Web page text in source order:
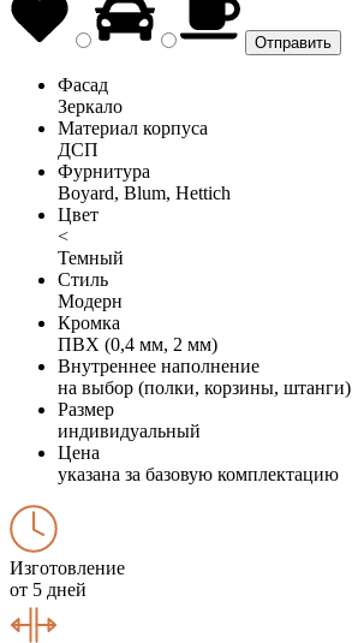
Фасад
Зеркало
Материал корпуса
ДСП
Фурнитура
Boyard, Blum, Hettich
Цвет
<
Темный
Стиль
Модерн
Кромка
ПВХ (0,4 мм, 2 мм)
Внутреннее наполнение
на выбор (полки, корзины, штанги)
Размер
индивидуальный
Цена
указана за базовую комплектацию
Изготовление
от 5 дней